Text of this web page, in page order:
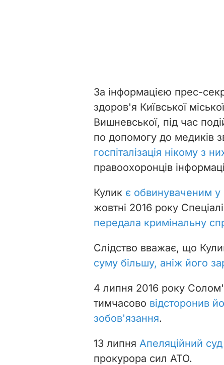
За інформацією прес-
здоров'я Київської
Вишневської, під час
по допомогу до медиків
госпіталізація нікому з
правоохоронців
Кулик є обвинуваченим у
жовтні 2016 року
передала кримінальну
Слідство вважає, що
суму більшу, аніж його
4 липня 2016 року
тимчасово відсторонив
зобов'язання.
13 липня Апеляційний
прокурора сил АТО.